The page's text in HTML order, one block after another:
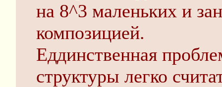
на 8^3 маленьких и
композицией.
Еддинственная
структуры легко